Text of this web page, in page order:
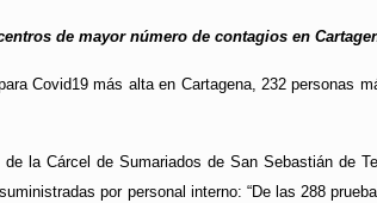
de mayor número de contagios en
Covid19 más alta en Cartagena, 232 personas
la Cárcel de Sumariados de San Sebastián de
por personal interno: “De las 288